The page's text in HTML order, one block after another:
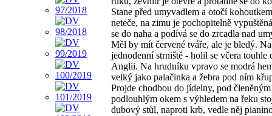
Stane před umyvadlem a otočí
neteče, na zimu je pochopitelně
se do naha a podívá se do zrcadla nad
Měl by mít červené tváře, ale je bledý.
jednodenní strniště - holil se včera touhle
Anglii. Na hrudníku vpravo se modrá
velký jako palačinka a žebra pod ním
Projde chodbou do jídelny, pod členěným
podlouhlým okem s výhledem na řeku
dubový stůl, naproti krb, vedle něj